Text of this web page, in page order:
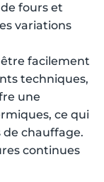
fours et
variations
facilement
techniques,
une
ce qui
de chauffage.
continues